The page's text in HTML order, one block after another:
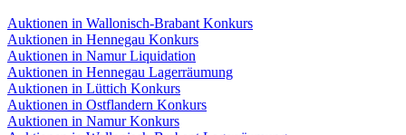
Auktionen in Wallonisch-Brabant Konkurs
Auktionen in Hennegau Konkurs
Auktionen in Namur Liquidation
Auktionen in Hennegau Lagerräumung
Auktionen in Lüttich Konkurs
Auktionen in Ostflandern Konkurs
Auktionen in Namur Konkurs